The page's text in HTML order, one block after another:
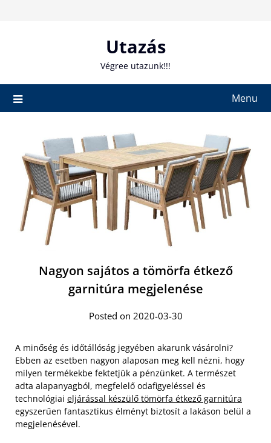
Utazás
Végree utazunk!!!
Menu
Nagyon sajátos a tömörfa étkező
garnitúra megjelenése
Posted on 2020-03-30
A minőség és időtállóság jegyében akarunk vásárolni?
Ebben az esetben nagyon alaposan meg kell nézni, hogy
milyen termékekbe fektetjük a pénzünket. A természet
adta alapanyagból, megfelelő odafigyeléssel és
technológiai eljárással készülő tömörfa étkező garnitúra
egyszerűen fantasztikus élményt biztosít a lakáson belül a
megjelenésével.